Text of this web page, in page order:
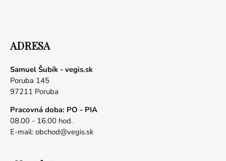
ADRESA
Samuel Šubík - vegis.sk
Poruba 145
97211 Poruba
Pracovná doba: PO - PIA
08.00 - 16.00 hod.
E-mail: obchod@vegis.sk